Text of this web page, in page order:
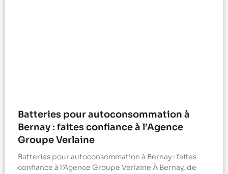
Batteries pour autoconsommation à
Bernay : faites confiance à l’Agence
Groupe Verlaine
Batteries pour autoconsommation à Bernay : faites
confiance à l’Agence Groupe Verlaine À Bernay, de